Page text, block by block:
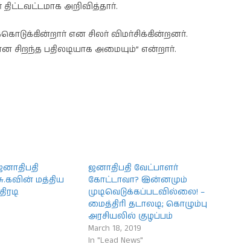
அறிவித்தார்.
என சிலர் விமர்சிக்கின்றனர்.
பதிலடியாக அமையும்” என்றார்.
மத்திய
ஜனாதிபதி வேட்பாளர்
கோட்டாவா? இன்னமும்
முடிவெடுக்கப்படவில்லை! –
மைத்திரி தடாலடி; கொழும்பு
அரசியலில் குழப்பம்
March 18, 2019
In "Lead News"